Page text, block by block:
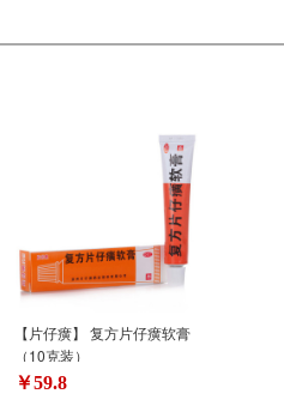
【片仔癀】 复方片仔癀软膏
（10克装）
￥59.8